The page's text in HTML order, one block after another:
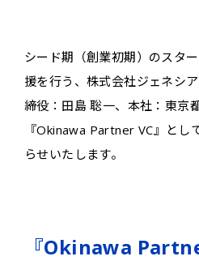
シード期（創業初期）のスタ
援を行う、株式会社ジェネシ
締役：田島 聡一、本社：東京
『Okinawa Partner VC』とし
らせいたします。
『Okinawa